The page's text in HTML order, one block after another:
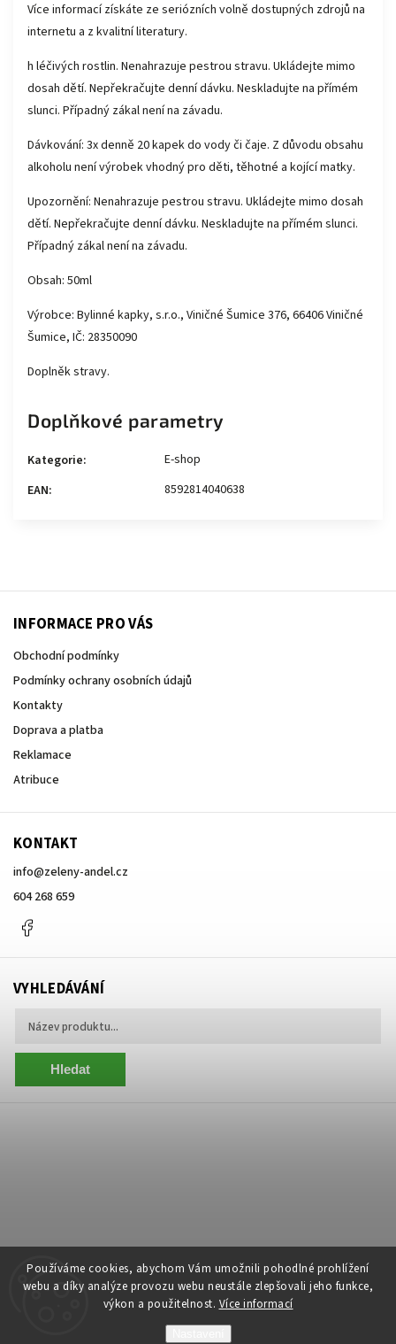
Používáme cookies, abychom Vám umožnili pohodlné prohlížení
webu a díky analýze provozu webu neustále zlepšovali jeho funkce,
výkon a použitelnost. Více informací
Více informací získáte ze seriózních volně dostupných zdrojů na
internetu a z kvalitní literatury.
h léčivých rostlin. Nenahrazuje pestrou stravu. Ukládejte mimo
dosah dětí. Nepřekračujte denní dávku. Neskladujte na přímém
slunci. Případný zákal není na závadu.
Dávkování: 3x denně 20 kapek do vody či čaje. Z důvodu obsahu
alkoholu není výrobek vhodný pro děti, těhotné a kojící matky.
Upozornění: Nenahrazuje pestrou stravu. Ukládejte mimo dosah
dětí. Nepřekračujte denní dávku. Neskladujte na přímém slunci.
Případný zákal není na závadu.
Obsah: 50ml
Výrobce: Bylinné kapky, s.r.o., Viničné Šumice 376, 66406 Viničné
Šumice, IČ: 28350090
Doplněk stravy.
Doplňkové parametry
Kategorie:
E-shop
EAN: 8592814040638
INFORMACE PRO VÁS
Obchodní podmínky
Podmínky ochrany osobních údajů
Kontakty
Doprava a platba
Reklamace
Atribuce
KONTAKT
info@zeleny-andel.cz
604 268 659
VYHLEDÁVÁNÍ
Hledat
Copyright 2026 Centrum Zelený Anděl